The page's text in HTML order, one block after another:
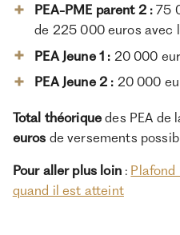
PEA-PME parent 2 :75
de 225 000 euros avec
PEA Jeune 1 : 20 000
PEA Jeune 2 : 20 000
Total théorique des PEA de
euros de versements
Pour aller plus loin: Plafond
quand il est atteint